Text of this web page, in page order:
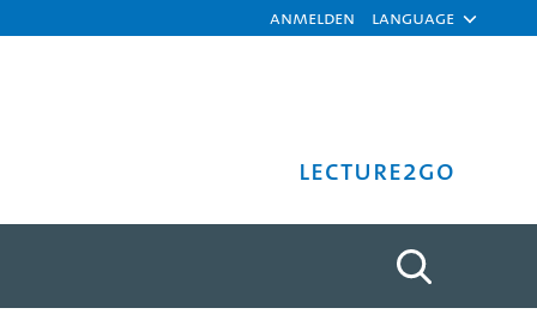
Anmelden Language
Lecture2Go